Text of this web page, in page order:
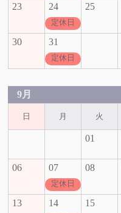
23 24
定休日
25
30 31
定休日
9月
日 月 火
01
06 07
定休日
08
13 14 15